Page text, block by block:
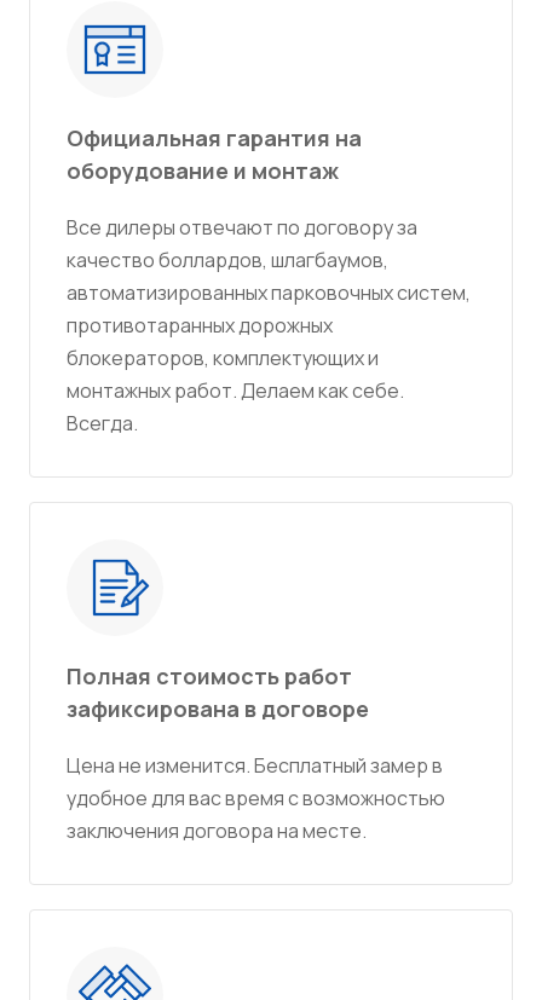
Официальная гарантия на
оборудование и монтаж
Все дилеры отвечают по договору за
качество боллардов, шлагбаумов,
автоматизированных парковочных систем,
противотаранных дорожных
блокераторов, комплектующих и
монтажных работ. Делаем как себе.
Всегда.
Полная стоимость работ
зафиксирована в договоре
Цена не изменится. Бесплатный замер в
удобное для вас время с возможностью
заключения договора на месте.